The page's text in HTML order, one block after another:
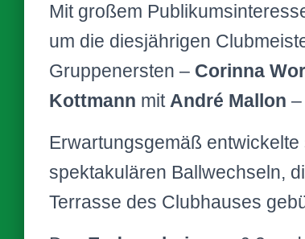
Mit großem
um die diesjährigen
Gruppenersten – Corinna
Kottmann mit André Mallon
Erwartungsgemäß
spektakulären Ballwechseln,
Terrasse des Clubhauses